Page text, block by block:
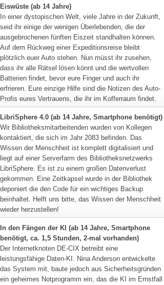
Eiswüste (ab 14 Jahre)
In einer dystopischen Welt, viele Jahre in der Zukunft,
seid ihr einige der wenigen Überlebenden, die der
ausgebrochenen fünften Eiszeit standhalten können.
Auf dem Rückweg einer Expeditionsreise bleibt
plötzlich euer Auto stehen. Nun müsst ihr zusehen,
dass ihr alle Rätsel lösen könnt und die wertvollen
Batterien findet, bevor eure Finger und auch ihr
erfrieren. Eure einzige Hilfe sind die Notizen des Auto-
Profis eures Vertrauens, die ihr im Kofferraum findet.
LibriSphere 4.0 (ab 14 Jahre, Smartphone benötigt)
Wir Bibliotheksmitarbeitenden wurden von Kollegen
kontaktiert, die sich im Jahr 2083 befinden. Das
Wissen der Menschheit ist komplett digitalisiert und
liegt auf einer Serverfarm des Bibliotheksnetzwerks
LibriSphere. Es ist zu einem großen Datenverlust
gekommen. Eine Zeitkapsel wurde in der Bibliothek
deponiert die den Code für ein wichtiges Backup
beinhaltet. Helft uns bitte, das Wissen der Menschheit
wieder herzustellen!
In den Fängen der KI (ab 14 Jahre, Smartphone
benötigt, ca. 1,5 Stunden, 2-mal vorhanden)
Der Internetknoten DE-CIX betreibt eine
leistungsfähige Daten-KI. Nina Anderson entwickelte
das System mit, baute jedoch aus Sicherheitsgründen
ein geheimes Notprogramm ein, das die KI im Ernstfall